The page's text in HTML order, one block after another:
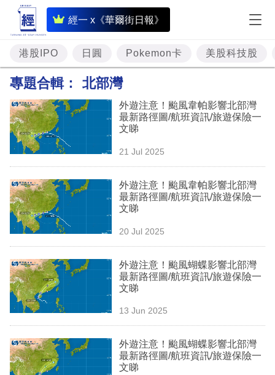
經一 x《華爾街日報》
即
時
財
經
題
資
樓
商
技
職
港股IPO 日圓 Pokemon卡 美股科技股
專題合輯： 北部灣
外遊注意！颱風韋帕影響北部灣
最新路徑圖/航班資訊/旅遊保險一
文睇
21 Jul 2025
外遊注意！颱風韋帕影響北部灣
最新路徑圖/航班資訊/旅遊保險一
文睇
20 Jul 2025
外遊注意！颱風蝴蝶影響北部灣
最新路徑圖/航班資訊/旅遊保險一
文睇
13 Jun 2025
外遊注意！颱風蝴蝶影響北部灣
最新路徑圖/航班資訊/旅遊保險一
文睇